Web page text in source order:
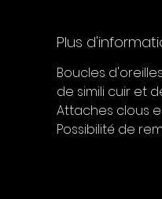
Plus
Boucles
de simili cuir et
Attaches clous
Possibilité de